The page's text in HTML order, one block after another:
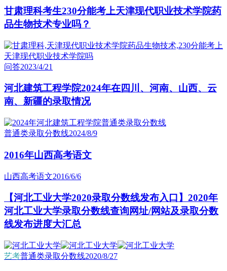
甘肃理科考生230分能考上天津现代职业技术学院药
品生物技术专业吗？
问答2023/4/21
河北建筑工程学院2024年在四川、河南、山西、云
南、新疆的录取情况
普通类录取分数线2024/8/9
2016年山西高考语文
山西高考语文2016/6/6
【河北工业大学2020录取分数线发布入口】2020年
河北工业大学录取分数线查询网址/网站及录取分数
线发布进度大汇总
艺考普通类录取分数线2020/8/27